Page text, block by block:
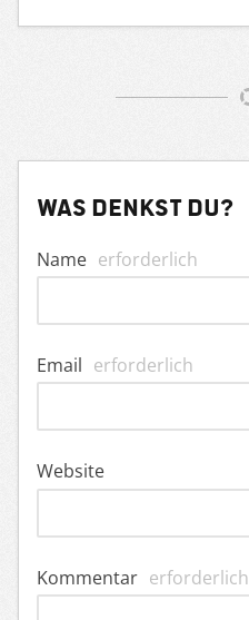
Was denkst du?
Name erforderlich
Email erforderlich
Website
Kommentar erforderlich